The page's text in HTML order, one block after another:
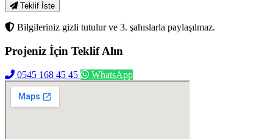
Teklif İste
Bilgileriniz gizli tutulur ve 3. şahıslarla paylaşılmaz.
Projeniz İçin Teklif Alın
0545 168 45 45 WhatsApp